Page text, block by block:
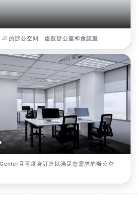
的辦公空間、虛擬辦公室和會議室
且可度身訂造以滿足您需求的辦公空